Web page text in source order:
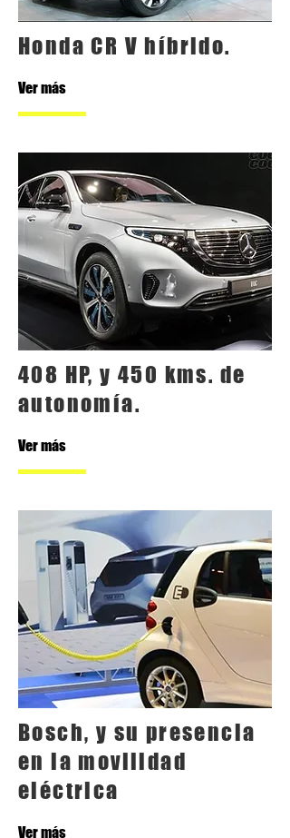
Honda CR V híbrido.
Ver más
408 HP, y 450 kms. de
autonomía.
Ver más
Bosch, y su presencia
en la movilidad
eléctrica
Ver más